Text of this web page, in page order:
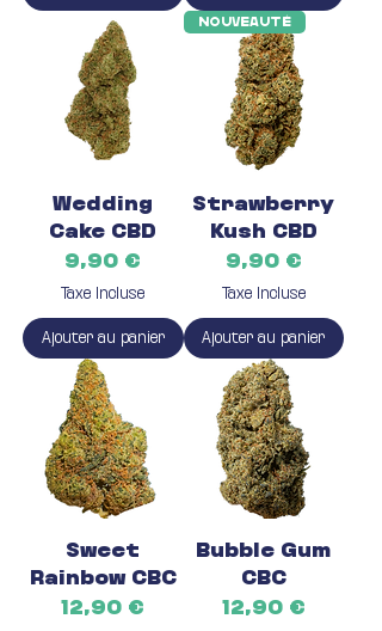
Wedding
Cake CBD
Prix
9,90 €
Taxe Incluse
Ajouter au panier
Nouveauté
Strawberry
Kush CBD
Prix
9,90 €
Taxe Incluse
Ajouter au panier
Sweet
Rainbow CBC
Prix
12,90 €
Bubble Gum
CBC
Prix
12,90 €